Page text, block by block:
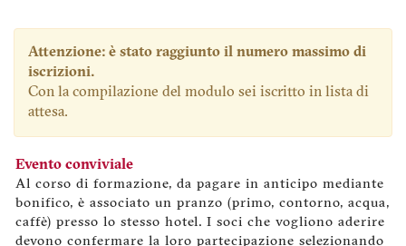
Attenzione: è stato raggiunto il numero massimo di
iscrizioni.
Con la compilazione del modulo sei iscritto in lista di
attesa.
Evento conviviale
Al corso di formazione, da pagare in anticipo mediante
bonifico, è associato un pranzo (primo, contorno, acqua,
caffè) presso lo stesso hotel. I soci che vogliono aderire
devono confermare la loro partecipazione selezionando